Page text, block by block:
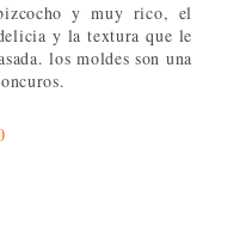
y muy rico, el
y la textura que le
los moldes son una